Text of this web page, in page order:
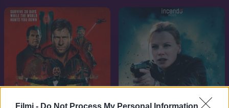
Filmi - Do Not Process My Personal Information